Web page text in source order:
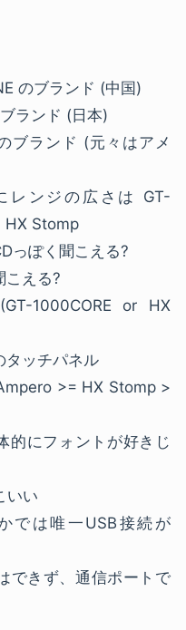
のブランド (中国)
ランド (日本)
ブランド (元々はアメ
レンジの広さは GT-
HX Stomp
っぽく聞こえる?
こえる?
1000CORE or HX
タッチパネル
>= HX Stomp >
的にフォントが好きじ
いい
では唯一USB接続が
できず、通信ポートで